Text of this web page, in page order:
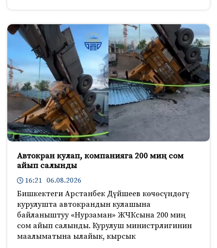
Автокран кулап, компанияга 200 миң сом
айып салынды
16:21 06.08.2026
Бишкектеги Арстанбек Дүйшеев көчөсүндөгү
курулушта автокрандын кулашына
байланыштуу «Нурзаман» ЖЧКсына 200 миң
сом айып салынды. Курулуш министрлигинин
маалыматына ылайык, кырсык